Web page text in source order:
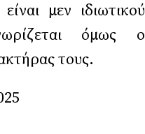
μεν ιδιωτικού
όμως ο
τους.